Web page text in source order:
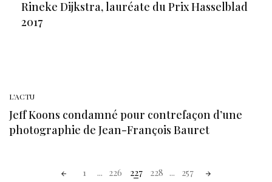
Rineke Dijkstra, lauréate du Prix Hasselblad
2017
L'ACTU
Jeff Koons condamné pour contrefaçon d’une
photographie de Jean-François Bauret
1 ... 226 227 228 ... 257